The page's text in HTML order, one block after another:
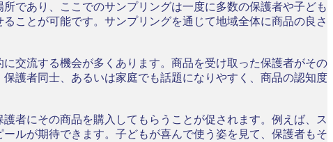
であり、ここでのサンプリングは一度に多数の保護者や子ども
ことが可能です。サンプリングを通じて地域全体に商品の良さ
交流する機会が多くあります。商品を受け取った保護者がその
護者同士、あるいは家庭でも話題になりやすく、商品の認知度
者にその商品を購入してもらうことが促されます。例えば、ス
ルが期待できます。子どもが喜んで使う姿を見て、保護者もそ